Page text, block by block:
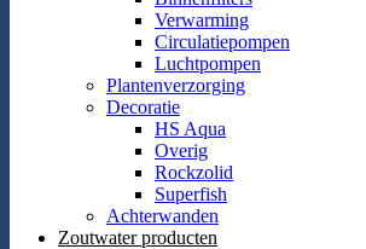
Verwarming
Circulatiepompen
Luchtpompen
Plantenverzorging
Decoratie
HS Aqua
Overig
Rockzolid
Superfish
Achterwanden
Zoutwater producten